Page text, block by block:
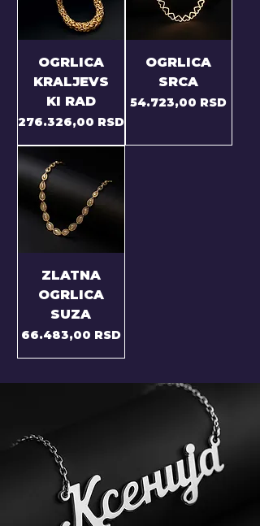
OGRLICA
KRALJEVS
KI RAD
Price
276.326,00 RSD
OGRLICA
SRCA
Price
54.723,00 RSD
ZLATNA
OGRLICA
SUZA
Price
66.483,00 RSD